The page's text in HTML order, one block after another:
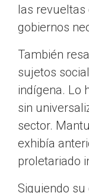
las revueltas
gobiernos
También
sujetos
indígena. Lo
sin
sector.
exhibía
proletariado
Siguiendo